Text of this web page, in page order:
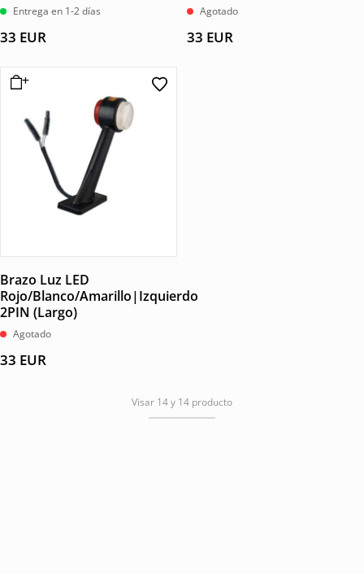
Entrega en 1-2 días
33 EUR
Agotado
33 EUR
Brazo Luz LED
Rojo/Blanco/Amarillo|Izquierdo
2PIN (Largo)
Agotado
33 EUR
Visar 14 y 14 producto